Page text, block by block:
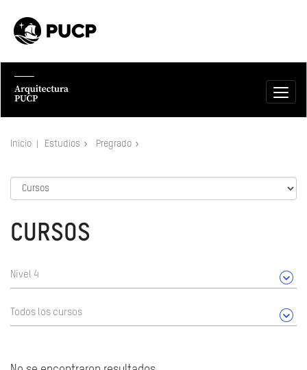
Inicio Estudios Pregrado
CURSOS
Nivel 4
Todos los cursos